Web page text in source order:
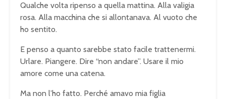
Qualche volta ripenso a quella mattina. Alla valigia
rosa. Alla macchina che si allontanava. Al vuoto che
ho sentito.
E penso a quanto sarebbe stato facile trattenermi.
Urlare. Piangere. Dire “non andare”. Usare il mio
amore come una catena.
Ma non l’ho fatto. Perché amavo mia figlia